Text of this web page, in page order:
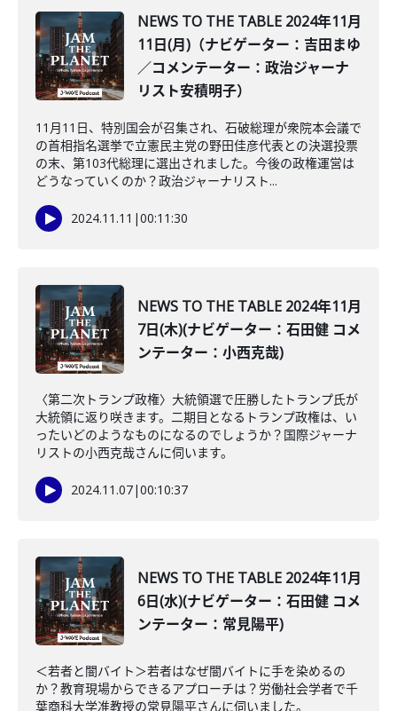
NEWS TO THE TABLE 2024年11月
11日(月)（ナビゲーター：吉田まゆ
／コメンテーター：政治ジャーナ
リスト安積明子）
11月11日、特別国会が召集され、石破総理が衆院本会議で
の首相指名選挙で立憲民主党の野田佳彦代表との決選投票
の末、第103代総理に選出されました。今後の政権運営は
どうなっていくのか？政治ジャーナリスト...
2024.11.11 |00:11:30
NEWS TO THE TABLE 2024年11月
7日(木)(ナビゲーター：石田健 コメ
ンテーター：小西克哉)
〈第二次トランプ政権〉大統領選で圧勝したトランプ氏が
大統領に返り咲きます。二期目となるトランプ政権は、い
ったいどのようなものになるのでしょうか？国際ジャーナ
リストの小西克哉さんに伺います。
2024.11.07|00:10:37
NEWS TO THE TABLE 2024年11月
6日(水)(ナビゲーター：石田健 コメ
ンテーター：常見陽平)
＜若者と闇バイト＞若者はなぜ闇バイトに手を染めるの
か？教育現場からできるアプローチは？労働社会学者で千
葉商科大学准教授の常見陽平さんに伺いました。